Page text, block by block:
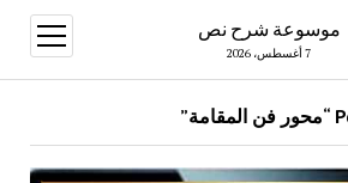
موسوعة شرح نص
7 أغسطس، 2026
open
menu